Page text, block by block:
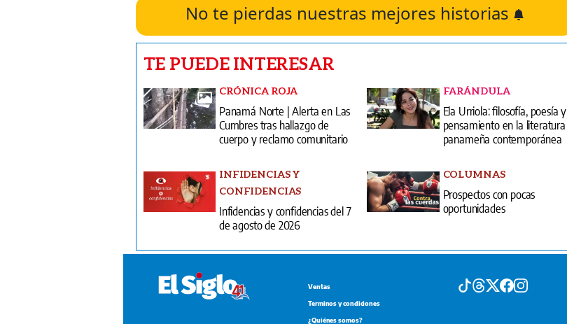
No te pierdas nuestras mejores historias
TE PUEDE INTERESAR
CRÓNICA ROJA
Panamá Norte | Alerta en Las
Cumbres tras hallazgo de
cuerpo y reclamo comunitario
FARÁNDULA
Ela Urriola: filosofía, poesía y
pensamiento en la literatura
panameña contemporánea
INFIDENCIAS Y
CONFIDENCIAS
Infidencias y confidencias del 7
de agosto de 2026
COLUMNAS
Prospectos con pocas
oportunidades
Ventas
Terminos y condiciones
¿Quiénes somos?